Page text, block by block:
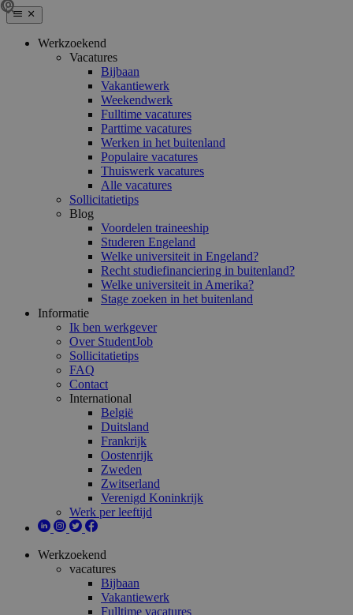
Werkzoekend
Vacatures
Bijbaan
Vakantiewerk
Weekendwerk
Fulltime vacatures
Parttime vacatures
Werken in het buitenland
Populaire vacatures
Thuiswerk vacatures
Alle vacatures
Sollicitatietips
Blog
Voordelen traineeship
Studeren Engeland
Welke universiteit in Engeland?
Recht studiefinanciering in buitenland?
Welke universiteit in Amerika?
Stage zoeken in het buitenland
Informatie
Ik ben werkgever
Over StudentJob
Sollicitatietips
FAQ
Contact
International
België
Duitsland
Frankrijk
Oostenrijk
Zweden
Zwitserland
Verenigd Koninkrijk
Werk per leeftijd
Werkzoekend
vacatures
Bijbaan
Vakantiewerk
Fulltime vacatures